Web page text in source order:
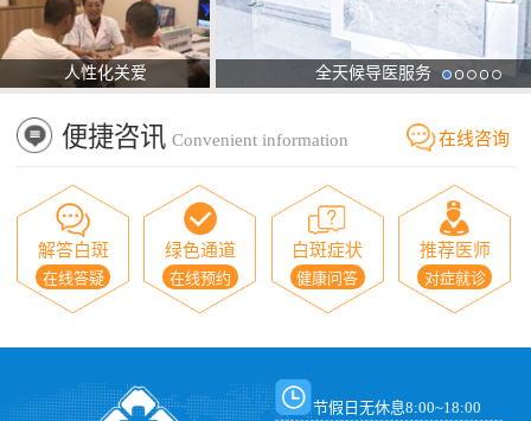
人性化关爱 全天候导医服务
便捷咨讯 Convenient information 在线咨询
解答白斑
在线答疑
绿色通道
在线预约
白斑症状
健康问答
推荐医师
对症就诊
节假日无休息8:00~18:00